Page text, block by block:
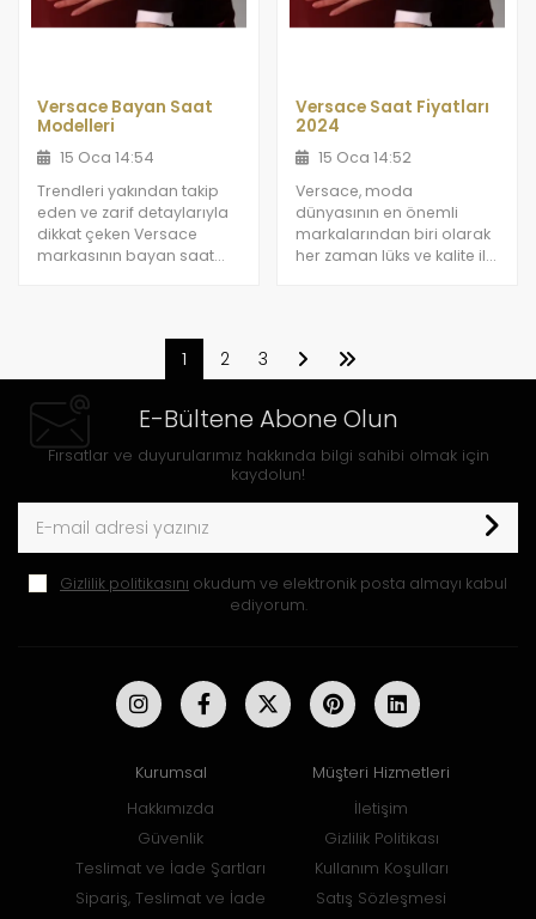
Versace Bayan Saat
Modelleri
15 Oca 14:54
Trendleri yakından takip
eden ve zarif detaylarıyla
dikkat çeken Versace
markasının bayan saat
Versace Saat Fiyatları
2024
15 Oca 14:52
Versace, moda
dünyasının en önemli
markalarından biri olarak
her zaman lüks ve kalite ile
1 2 3
E-Bültene Abone Olun
Fırsatlar ve duyurularımız hakkında bilgi sahibi olmak için
kaydolun!
Gizlilik politikasını okudum ve elektronik posta almayı kabul
ediyorum.
Kurumsal
Hakkımızda
Güvenlik
Teslimat ve İade Şartları
Sipariş, Teslimat ve İade
Müşteri Hizmetleri
İletişim
Gizlilik Politikası
Kullanım Koşulları
Satış Sözleşmesi